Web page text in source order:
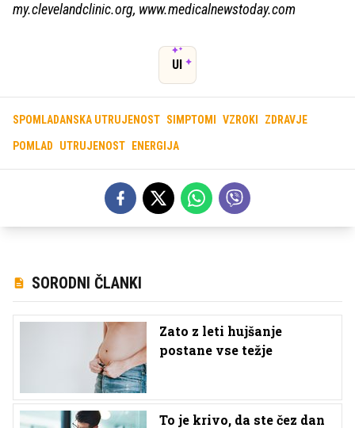
my.clevelandclinic.org, www.medicalnewstoday.com
UI
SPOMLADANSKA UTRUJENOST SIMPTOMI VZROKI ZDRAVJE
POMLAD UTRUJENOST ENERGIJA
SORODNI ČLANKI
Zato z leti hujšanje
postane vse težje
To je krivo, da ste čez dan